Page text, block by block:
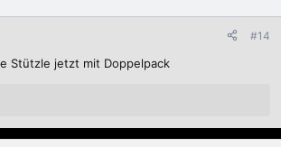
#14
Stützle jetzt mit Doppelpack